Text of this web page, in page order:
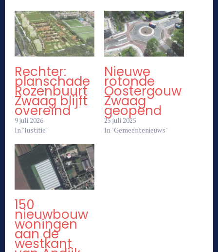
Rechter:
planschade
Rozenbuurt
Zwaag blijft
overeind
9 juli 2026
In "Justitie"
Nieuwe
rotonde
Oostergouw
Zwaag
geopend
25 juli 2025
In "Gemeentenieuws"
150
nieuwbouw
woningen
aan de
westkant